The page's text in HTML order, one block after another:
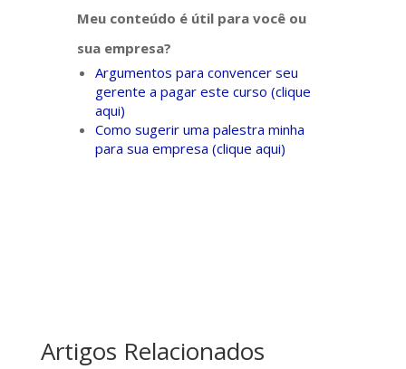
Meu conteúdo é útil para você ou
sua empresa?
Argumentos para convencer seu
gerente a pagar este curso (clique
aqui)
Como sugerir uma palestra minha
para sua empresa (clique aqui)
Artigos Relacionados